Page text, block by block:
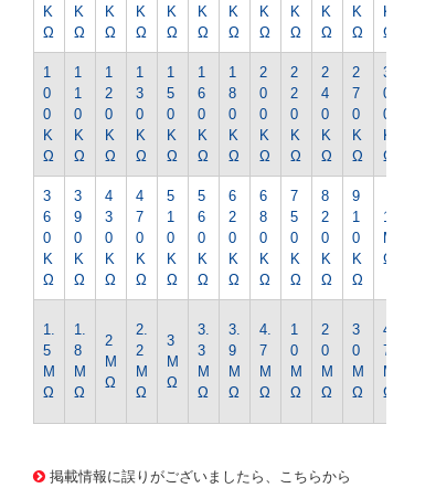
K
Ω
K
Ω
K
Ω
K
Ω
K
Ω
K
Ω
K
Ω
K
Ω
K
Ω
K
Ω
K
Ω
K
Ω
1
0
0
K
Ω
1
1
0
K
Ω
1
2
0
K
Ω
1
3
0
K
Ω
1
5
0
K
Ω
1
6
0
K
Ω
1
8
0
K
Ω
2
0
0
K
Ω
2
2
0
K
Ω
2
4
0
K
Ω
2
7
0
K
Ω
3
0
0
K
Ω
3
6
0
K
Ω
3
9
0
K
Ω
4
3
0
K
Ω
4
7
0
K
Ω
5
1
0
K
Ω
5
6
0
K
Ω
6
2
0
K
Ω
6
8
0
K
Ω
7
5
0
K
Ω
8
2
0
K
Ω
9
1
0
K
Ω
1
M
Ω
1.
5
M
Ω
1.
8
M
Ω
2
M
Ω
2.
2
M
Ω
3
M
Ω
3.
3
M
Ω
3.
9
M
Ω
4.
7
M
Ω
1
0
M
Ω
2
0
M
Ω
3
0
M
Ω
4
7
M
Ω
掲載情報に誤りがございましたら、こちらから